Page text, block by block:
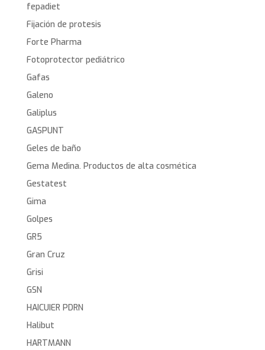
fepadiet
Fijación de protesis
Forte Pharma
Fotoprotector pediátrico
Gafas
Galeno
Galiplus
GASPUNT
Geles de baño
Gema Medina. Productos de alta cosmética
Gestatest
Gima
Golpes
GR5
Gran Cruz
Grisi
GSN
HAICUIER PDRN
Halibut
HARTMANN